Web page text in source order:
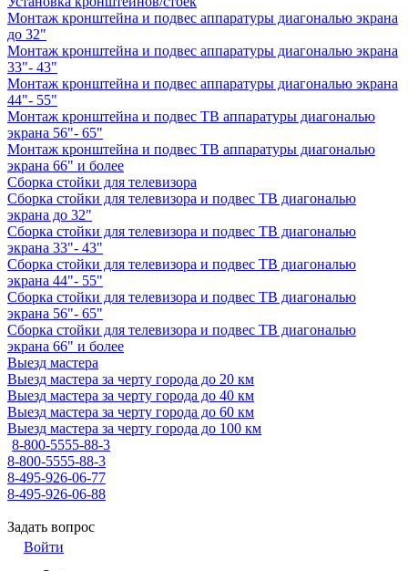
Монтаж кронштейна и подвес аппаратуры диагональю экрана
до 32"
Монтаж кронштейна и подвес аппаратуры диагональю экрана
33"- 43"
Монтаж кронштейна и подвес аппаратуры диагональю экрана
44"- 55"
Монтаж кронштейна и подвес ТВ аппаратуры диагональю
экрана 56"- 65"
Монтаж кронштейна и подвес ТВ аппаратуры диагональю
экрана 66" и более
Сборка стойки для телевизора
Сборка стойки для телевизора и подвес ТВ диагональю
экрана до 32"
Сборка стойки для телевизора и подвес ТВ диагональю
экрана 33"- 43"
Сборка стойки для телевизора и подвес ТВ диагональю
экрана 44"- 55"
Сборка стойки для телевизора и подвес ТВ диагональю
экрана 56"- 65"
Сборка стойки для телевизора и подвес ТВ диагональю
экрана 66" и более
Выезд мастера
Выезд мастера за черту города до 20 км
Выезд мастера за черту города до 40 км
Выезд мастера за черту города до 60 км
Выезд мастера за черту города до 100 км
8-800-5555-88-3
8-800-5555-88-3
8-495-926-06-77
8-495-926-06-88
Задать вопрос
Войти